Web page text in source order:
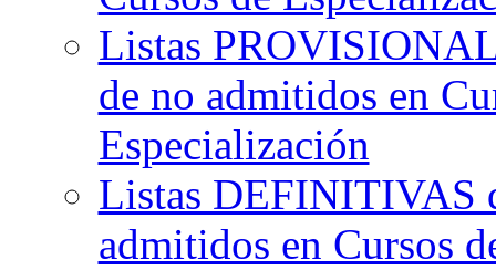
Listas
de no admitidos en
Especialización
Listas DEFINITIVAS
admitidos en Cursos